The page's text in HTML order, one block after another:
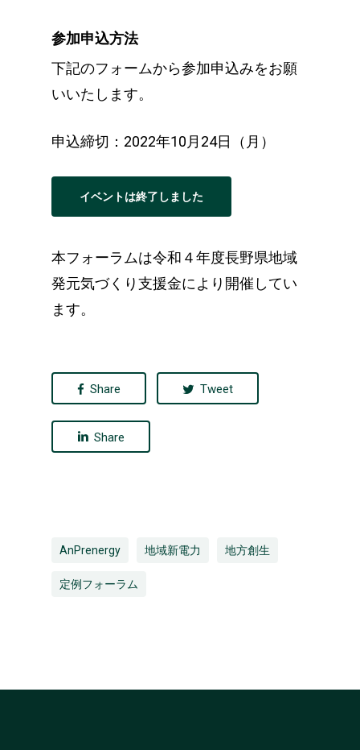
参加申込方法
下記のフォームから参加申込みをお願
いいたします。
申込締切：2022年10月24日（月）
イベントは終了しました
本フォーラムは令和４年度長野県地域
発元気づくり支援金により開催 してい
ます。
Share Tweet
Share
AnPrenergy 地域新電力 地方創生
定例フォーラム